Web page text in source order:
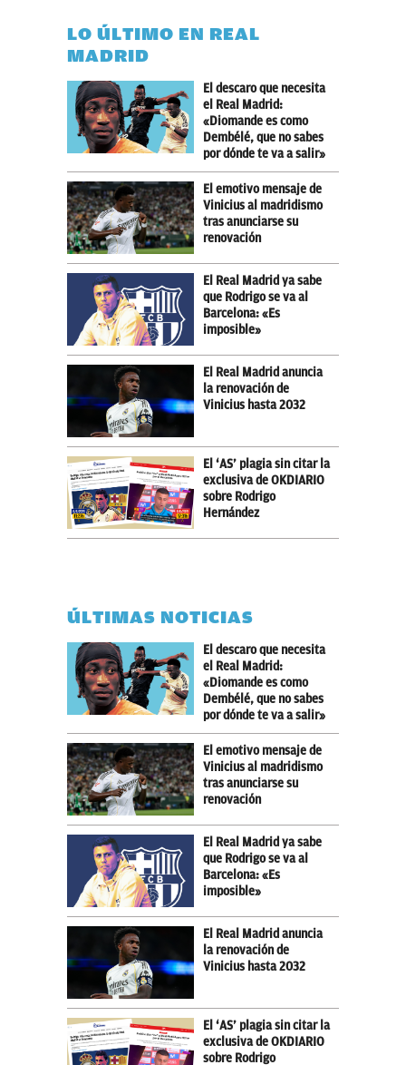
LO ÚLTIMO EN REAL
MADRID
El descaro que necesita
el Real Madrid:
«Diomande es como
Dembélé, que no sabes
por dónde te va a salir»
El emotivo mensaje de
Vinicius al madridismo
tras anunciarse su
renovación
El Real Madrid ya sabe
que Rodrigo se va al
Barcelona: «Es
imposible»
El Real Madrid anuncia
la renovación de
Vinicius hasta 2032
El ‘AS’ plagia sin citar la
exclusiva de OKDIARIO
sobre Rodrigo
Hernández
ÚLTIMAS NOTICIAS
El descaro que necesita
el Real Madrid:
«Diomande es como
Dembélé, que no sabes
por dónde te va a salir»
El emotivo mensaje de
Vinicius al madridismo
tras anunciarse su
renovación
El Real Madrid ya sabe
que Rodrigo se va al
Barcelona: «Es
imposible»
El Real Madrid anuncia
la renovación de
Vinicius hasta 2032
El ‘AS’ plagia sin citar la
exclusiva de OKDIARIO
sobre Rodrigo